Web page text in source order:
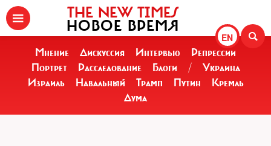
EN
THE NEW TIMES
НОВОЕ ВРЕМЯ
Мнение Дискуссия Интервью
Репрессии
Портрет
Расследование Блоги /
Украина
Израиль
Навальный Трамп Путин
Кремль
Дума